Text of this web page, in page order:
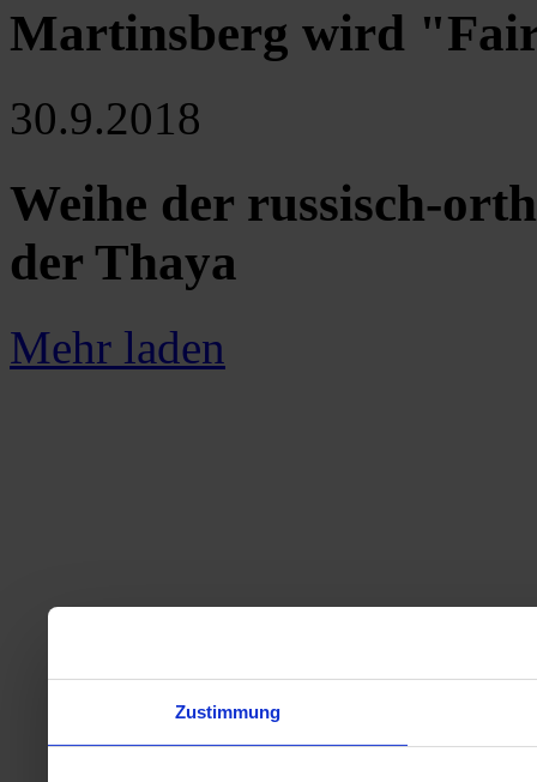
Zustimmung
Martinsberg wird
30.9.2018
Weihe der russisch-
der Thaya
Mehr laden